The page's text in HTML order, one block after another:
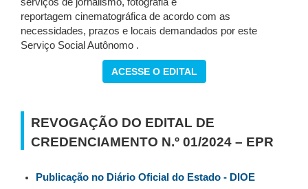
reportagem cinematográfica de acordo com as
necessidades, prazos e locais demandados por este
Serviço Social Autônomo .
ACESSE O EDITAL
REVOGAÇÃO DO EDITAL DE
CREDENCIAMENTO N.º 01/2024 – EPR
Publicação no Diário Oficial do Estado - DIOE